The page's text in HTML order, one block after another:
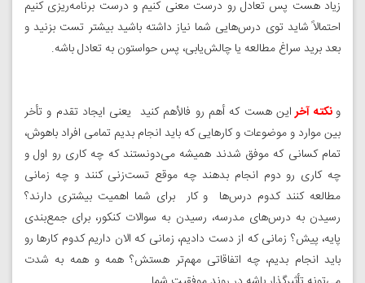
زیاد هست پس تعادل رو درست معنی کنیم و درست برنامه‌ریزی کنیم
احتمالاً شاید توی درس‌هایی شما نیاز داشته باشید بیشتر تست بزنید و
بعد برید سراغ مطالعه یا چالش‌یابی، پس حواستون به تعادل باشه.
ونکته آخر این هست که أهم رو فالأهم کنید یعنی ایجاد تقدم و تأخر
بین موارد و موضوعات و کارهایی که باید انجام بدیم تمامی افراد باهوش،
تمام کسانی که موفق شدند همیشه می‌دونستند که چه کاری رو اول و
چه کاری رو دوم انجام بدهند چه موقع تست‌زنی کنند و چه زمانی
مطالعه کنند کدوم درس‌ها و کار برای شما اهمیت بیشتری دارند؟
رسیدن به درس‌های مدرسه، رسیدن به سوالات کنکور، برای جمع‌بندی
پایه، پیش؟ زمانی که از دست دادیم، زمانی که الان داریم کدوم کارها رو
باید انجام بدیم، چه اتفاقاتی مهم‌تر هستش؟ همه و همه به شدت